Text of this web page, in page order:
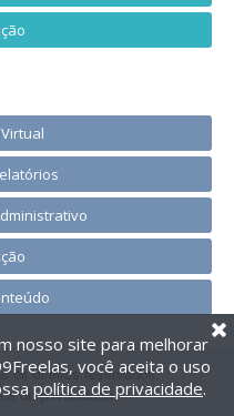
os direitos reservados.
de privacidade
nosso site para melhorar
você aceita o uso
política de privacidade.